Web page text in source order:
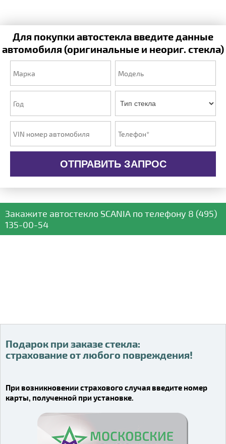
Для покупки автостекла введите данные
автомобиля (оригинальные и неориг. стекла)
ОТПРАВИТЬ ЗАПРОС
Закажите автостекло SCANIA по телефону 8 (495)
135-00-54
Видео о компании
Подарок при заказе стекла:
страхование от любого повреждения!
Подарок при заказе стекла:
страхование от любого повреждения!
При возникновении страхового случая введите номер
карты, полученной при установке.